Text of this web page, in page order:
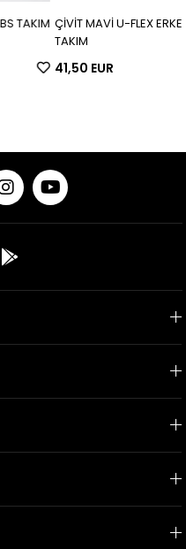
ÇİVİT MAVİ U-FLEX ERKEK SCRUBS
41,50 EUR